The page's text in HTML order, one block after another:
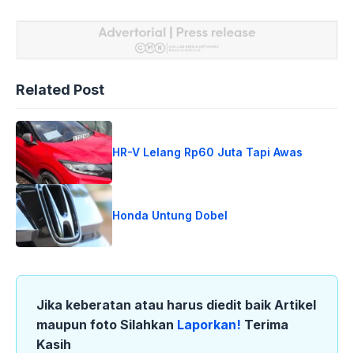
Related Post
HR-V Lelang Rp60 Juta Tapi Awas
Honda Untung Dobel
Jika keberatan atau harus diedit baik Artikel
maupun foto Silahkan Laporkan! Terima
Kasih